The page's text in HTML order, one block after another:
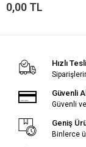
0,00 TL
Hızlı
Güvenli
Güvenli
Geniş
Binlerce